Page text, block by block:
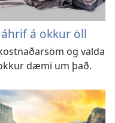
á okkur öll
og valda
dæmi um það.